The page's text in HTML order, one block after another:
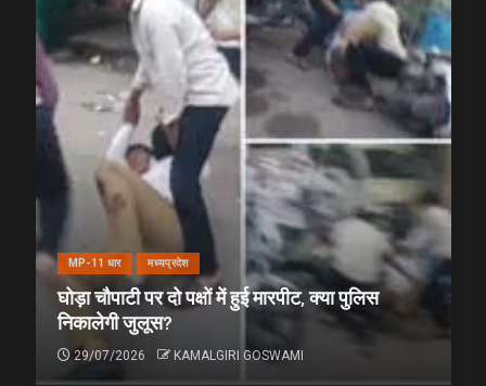
MP-11 धार मध्यप्रदेश
घोड़ा चौपाटी पर दो पक्षों में हुई मारपीट, क्या पुलिस
निकालेगी जुलूस?
29/07/2026 KAMALGIRI GOSWAMI